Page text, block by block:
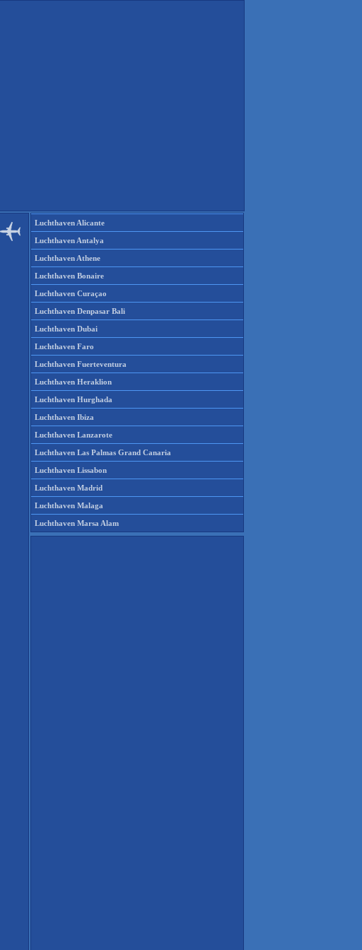
Luchthaven Alicante
Luchthaven Antalya
Luchthaven Athene
Luchthaven Bonaire
Luchthaven Curaçao
Luchthaven Denpasar Bali
Luchthaven Dubai
Luchthaven Faro
Luchthaven Fuerteventura
Luchthaven Heraklion
Luchthaven Hurghada
Luchthaven Ibiza
Luchthaven Lanzarote
Luchthaven Las Palmas Grand Canaria
Luchthaven Lissabon
Luchthaven Madrid
Luchthaven Malaga
Luchthaven Marsa Alam